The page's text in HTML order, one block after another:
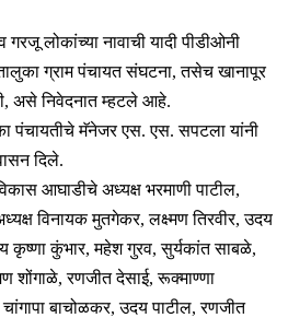
गरजू लोकांच्या नावाची यादी पीडीओनी
ग्राम पंचायत संघटना, तसेच खानापूर
असे निवेदनात म्हटले आहे.
पंचायतीचे मॅनेजर एस. एस. सपटला यांनी
दिले.
आघाडीचे अध्यक्ष भरमाणी पाटील,
विनायक मुतगेकर, लक्ष्मण तिरवीर, उदय
कृष्णा कुंभार, महेश गुरव, सुर्यकांत साबळे,
शोंगाळे, रणजीत देसाई, रूक्माण्णा
बाचोळकर, उदय पाटील, रणजीत